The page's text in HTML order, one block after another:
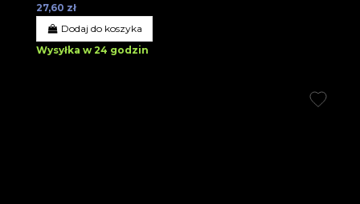
27,60 zł
Dodaj do koszyka
Wysyłka w 24 godzin